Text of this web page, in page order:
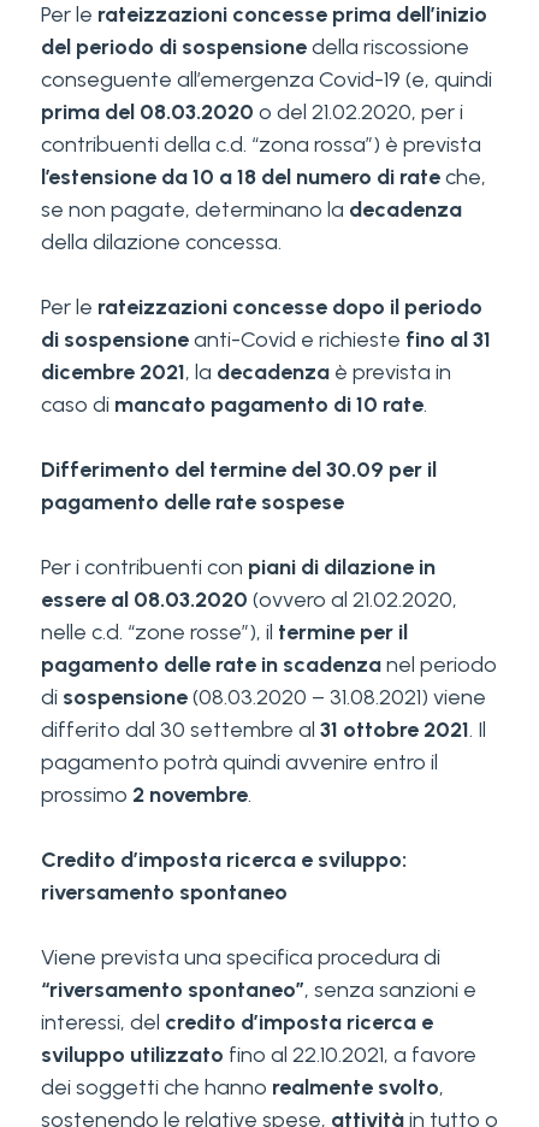
Per le rateizzazioni concesse prima dell’inizio
del periodo di sospensionedella riscossione
conseguente all’emergenza Covid-19 (e, quindi
prima del 08.03.2020 o del 21.02.2020, per i
contribuenti della c.d. “zona rossa”) è prevista
l’estensione da 10 a 18 del numero di rateche,
se non pagate, determinano la decadenza
della dilazione concessa.
Per le rateizzazioni concesse dopo il periodo
di sospensioneanti-Covid e richieste fino al 31
dicembre 2021, la decadenza è prevista in
caso di mancato pagamento di 10 rate.
Differimento del termine del 30.09 per il
pagamento delle rate sospese
Per i contribuenti con piani di dilazione in
essere al 08.03.2020 (ovvero al 21.02.2020,
nelle c.d. “zone rosse”), il termine per il
pagamento delle rate in scadenzanel periodo
di sospensione(08.03.2020 – 31.08.2021) viene
differito dal 30 settembre al 31 ottobre 2021. Il
pagamento potrà quindi avvenire entro il
prossimo 2 novembre.
Credito d’imposta ricerca e sviluppo:
riversamento spontaneo
Viene prevista una specifica procedura di
“riversamento spontaneo”, senza sanzioni e
interessi, del credito d’imposta ricerca e
sviluppo utilizzato fino al 22.10.2021, a favore
dei soggetti che hanno realmente svolto,
sostenendo le relative spese, attivitàin tutto o